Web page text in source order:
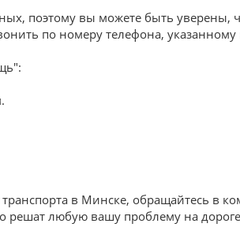
поэтому вы можете быть
по номеру телефона,
в Минске, обращайтесь в
решат любую вашу проблему на